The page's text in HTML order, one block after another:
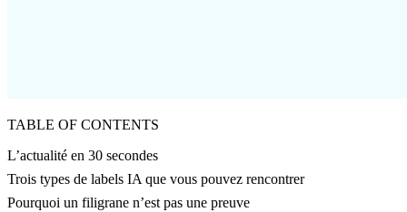
TABLE OF CONTENTS
L’actualité en 30 secondes
Trois types de labels IA que vous pouvez rencontrer
Pourquoi un filigrane n’est pas une preuve